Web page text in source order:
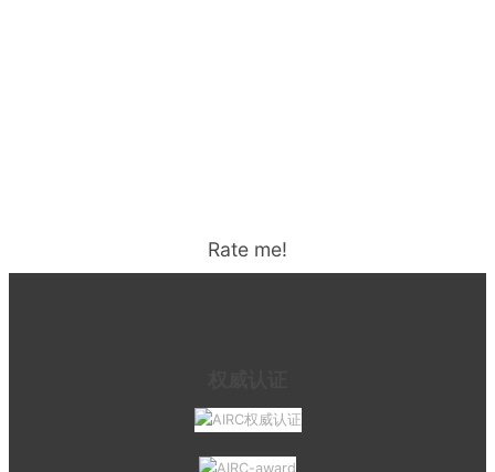
Rate me!